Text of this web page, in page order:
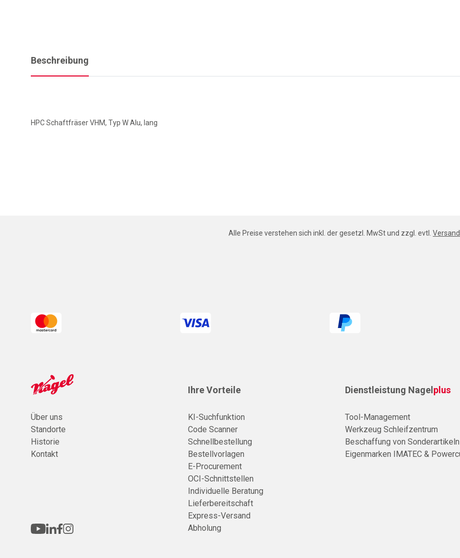
Beschreibung
HPC Schaftfräser VHM, Typ W Alu, lang
Alle Preise verstehen sich inkl. der gesetzl. MwSt und zzgl. evtl. Versand
Über uns
Standorte
Historie
Kontakt
Ihre Vorteile
KI-Suchfunktion
Code Scanner
Schnellbestellung
Bestellvorlagen
E-Procurement
OCI-Schnittstellen
Individuelle Beratung
Lieferbereitschaft
Express-Versand
Abholung
Dienstleistung Nagel plus
Tool-Management
Werkzeug Schleifzentrum
Beschaffung von Sonderartikeln
Eigenmarken IMATEC &